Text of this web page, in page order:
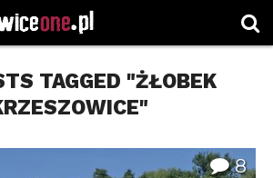
TAGGED "ŻŁOBEK
8